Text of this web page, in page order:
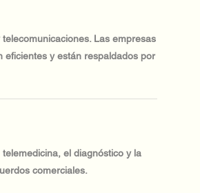
Las empresas
eficientes y están respaldados por
el diagnóstico y la
comerciales.